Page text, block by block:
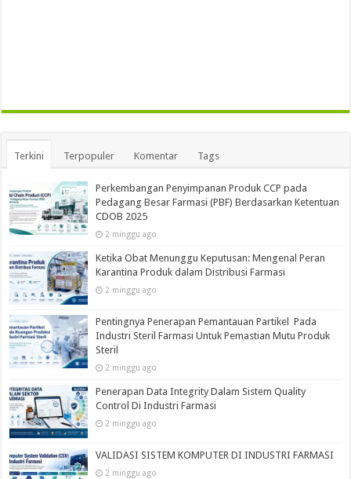
Terkini Terpopuler Komentar Tags
Perkembangan Penyimpanan Produk CCP pada
Pedagang Besar Farmasi (PBF) Berdasarkan Ketentuan
CDOB 2025
2 minggu ago
Ketika Obat Menunggu Keputusan: Mengenal Peran
Karantina Produk dalam Distribusi Farmasi
2 minggu ago
Pentingnya Penerapan Pemantauan Partikel Pada
Industri Steril Farmasi Untuk Pemastian Mutu Produk
Steril
2 minggu ago
Penerapan Data Integrity Dalam Sistem Quality
Control Di Industri Farmasi
2 minggu ago
VALIDASI SISTEM KOMPUTER DI INDUSTRI FARMASI
2 minggu ago